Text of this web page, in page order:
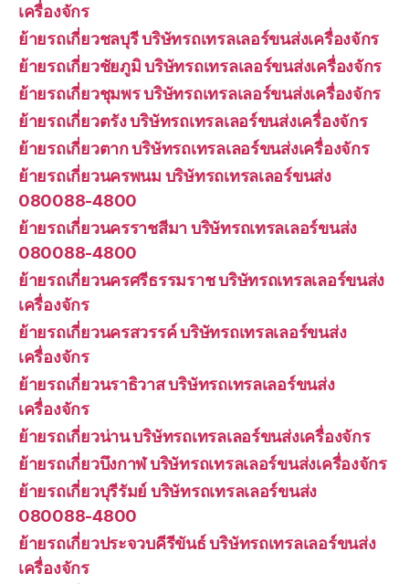
เครื่องจักร
ย้ายรถเกี่ยวชลบุรี บริษัทรถเทรลเลอร์ขนส่งเครื่องจักร
ย้ายรถเกี่ยวชัยภูมิ บริษัทรถเทรลเลอร์ขนส่งเครื่องจักร
ย้ายรถเกี่ยวชุมพร บริษัทรถเทรลเลอร์ขนส่งเครื่องจักร
ย้ายรถเกี่ยวตรัง บริษัทรถเทรลเลอร์ขนส่งเครื่องจักร
ย้ายรถเกี่ยวตาก บริษัทรถเทรลเลอร์ขนส่งเครื่องจักร
ย้ายรถเกี่ยวนครพนม บริษัทรถเทรลเลอร์ขนส่ง
080088-4800
ย้ายรถเกี่ยวนครราชสีมา บริษัทรถเทรลเลอร์ขนส่ง
080088-4800
ย้ายรถเกี่ยวนครศรีธรรมราช บริษัทรถเทรลเลอร์ขนส่ง
เครื่องจักร
ย้ายรถเกี่ยวนครสวรรค์ บริษัทรถเทรลเลอร์ขนส่ง
เครื่องจักร
ย้ายรถเกี่ยวนราธิวาส บริษัทรถเทรลเลอร์ขนส่ง
เครื่องจักร
ย้ายรถเกี่ยวน่าน บริษัทรถเทรลเลอร์ขนส่งเครื่องจักร
ย้ายรถเกี่ยวบึงกาฬ บริษัทรถเทรลเลอร์ขนส่งเครื่องจักร
ย้ายรถเกี่ยวบุรีรัมย์ บริษัทรถเทรลเลอร์ขนส่ง
080088-4800
ย้ายรถเกี่ยวประจวบคีรีขันธ์ บริษัทรถเทรลเลอร์ขนส่ง
เครื่องจักร